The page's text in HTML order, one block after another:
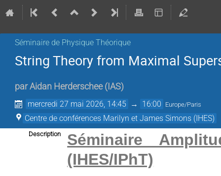
Séminaire de Physique Théorique
String Theory from Maximal
parAidan Herderschee ( IAS)
mercredi 27 mai 2026, 14:45 → 16:00 Europe/Paris
Centre de conférences Marilyn et James Simons (IHES)
Description
Séminaire
(IHES/IPhT)